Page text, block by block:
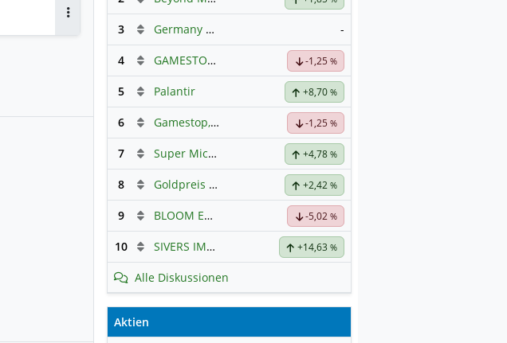
3 Germany 40 / DAX Prognose -
4 GAMESTOP -1,25%
5 Palantir +8,70%
6 Gamestop, das Ende naht -1,25%
7 Super Micro Computer Hauptdiskussion
+4,78%
8 Goldpreis Hauptdiskussion +2,42%
9 BLOOM ENERGY A Hauptdiskussion
-5,02%
10 SIVERS IMA HLDG Hauptdiskussion
+14,63 %
Alle Diskussionen
Aktien